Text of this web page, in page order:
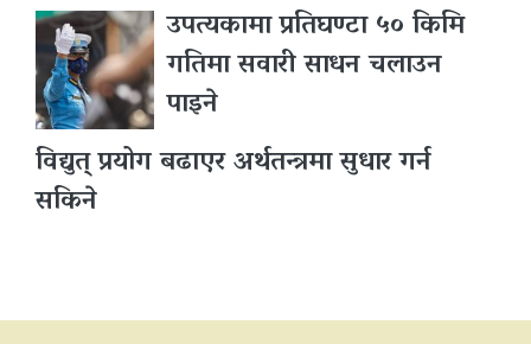
उपत्यकामा प्रतिघण्टा ५० किमि
गतिमा सवारी साधन चलाउन
पाइने
विद्युत् प्रयोग बढाएर अर्थतन्त्रमा सुधार गर्न
सकिने